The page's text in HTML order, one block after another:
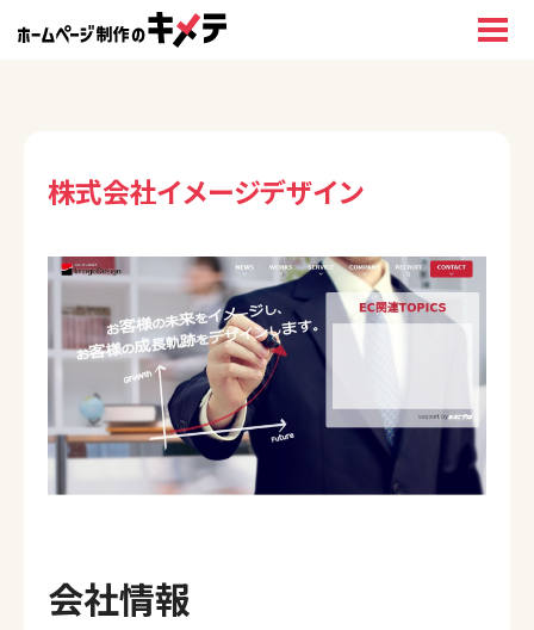
株式会社イメージデザイン
会社情報